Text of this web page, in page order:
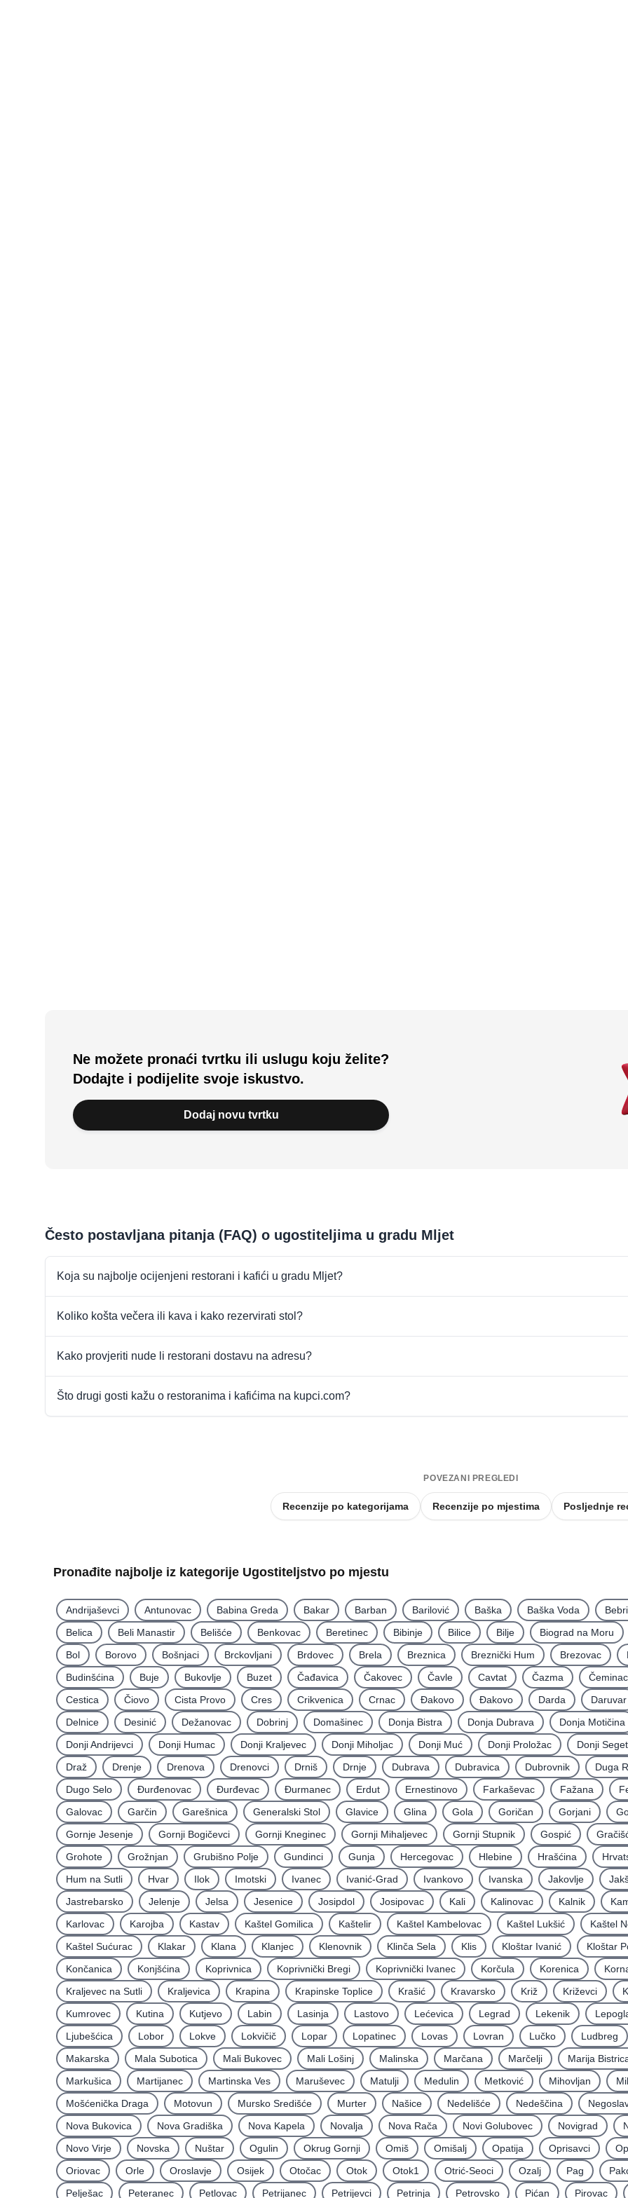
Ne možete pronaći tvrtku ili uslugu koju želite?
Dodajte i podijelite svoje iskustvo.
Dodaj novu tvrtku
Često postavljana pitanja (FAQ) o ugostiteljima u gradu Mljet
Koja su najbolje ocijenjeni restorani i kafići u gradu Mljet?
Koliko košta večera ili kava i kako rezervirati stol?
Kako provjeriti nude li restorani dostavu na adresu?
Što drugi gosti kažu o restoranima i kafićima na kupci.com?
POVEZANI PREGLEDI
Recenzije po kategorijama Recenzije po mjestima Posljednje
Pronađite najbolje iz kategorije Ugostiteljstvo po mjestu
Andrijaševci Antunovac Babina Greda Bakar Barban Barilović Baška Baška Voda
Belica
Beli Manastir Belišće Benkovac Beretinec Bibinje Bilice Bilje Biograd na Moru
Bol
Borovo Bošnjaci Brckovljani Brdovec Brela Breznica Breznički Hum Brezovac
Budinšćina
Buje Bukovlje Buzet Čađavica Čakovec Čavle Cavtat Čazma Čeminac
Cestica
Čiovo Cista Provo Cres Crikvenica Crnac Đakovo Ðakovo Darda Daruvar
Delnice
Desinić Dežanovac Dobrinj Domašinec Donja Bistra Donja Dubrava Donja Motičina
Donji Andrijevci
Donji Humac Donji Kraljevec Donji Miholjac Donji Muć Donji Proložac Donji Seget
Draž
Drenje Drenova Drenovci Drniš Drnje Dubrava Dubravica Dubrovnik Duga
Dugo Selo
Ðurđenovac Ðurđevac Ðurmanec Erdut Ernestinovo Farkaševac Fažana
Galovac
Garčin Garešnica Generalski Stol Glavice Glina Gola Goričan Gorjani
Gornje Jesenje
Gornji Bogičevci Gornji Kneginec Gornji Mihaljevec Gornji Stupnik Gospić
Grohote
Grožnjan Grubišno Polje Gundinci Gunja Hercegovac Hlebine Hrašćina
Hum na Sutli
Hvar Ilok Imotski Ivanec Ivanić-Grad Ivankovo Ivanska Jakovlje
Jastrebarsko
Jelenje Jelsa Jesenice Josipdol Josipovac Kali Kalinovac Kalnik
Karlovac
Karojba Kastav Kaštel Gomilica Kaštelir Kaštel Kambelovac Kaštel Lukšić Kaštel
Kaštel Sućurac
Klakar Klana Klanjec Klenovnik Klinča Sela Klis Kloštar Ivanić Kloštar
Končanica
Konjšćina Koprivnica Koprivnički Bregi Koprivnički Ivanec Korčula Korenica
Kraljevec na Sutli
Kraljevica Krapina Krapinske Toplice Krašić Kravarsko Križ Križevci
Kumrovec
Kutina Kutjevo Labin Lasinja Lastovo Lećevica Legrad Lekenik
Ljubešćica
Lobor Lokve Lokvičič Lopar Lopatinec Lovas Lovran Lučko Ludbreg
Makarska
Mala Subotica Mali Bukovec Mali Lošinj Malinska Marčana Marčelji Marija
Markušica
Martijanec Martinska Ves Maruševec Matulji Medulin Metković Mihovljan
Mošćenička Draga
Motovun Mursko Središće Murter Našice Nedelišće Nedeščina
Nova Bukovica
Nova Gradiška Nova Kapela Novalja Nova Rača Novi Golubovec Novigrad
Novo Virje
Novska Nuštar Ogulin Okrug Gornji Omiš Omišalj Opatija Oprisavci
Oriovac
Orle Oroslavje Osijek Otočac Otok Otok1 Otrić-Seoci Ozalj Pag
Pelješac
Peteranec Petlovac Petrijanec Petrijevci Petrinja Petrovsko Pićan Pirovac